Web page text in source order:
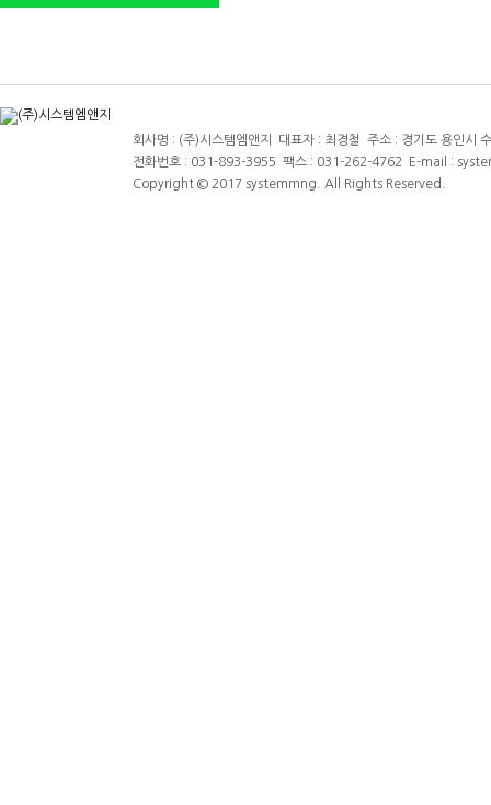
회사명 : (주)시스템엠앤지 대표자 : 최경철 주소 : 경기도 용인
전화번호 : 031-893-3955 팩스 : 031-262-4762 E-mail :
Copyright © 2017 systemmng. All Rights Reserved.